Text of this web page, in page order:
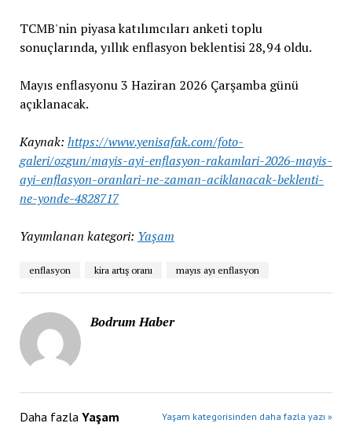
TCMB'nin piyasa katılımcıları anketi toplu
sonuçlarında, yıllık enflasyon beklentisi 28,94 oldu.
Mayıs enflasyonu 3 Haziran 2026 Çarşamba günü
açıklanacak.
Kaynak: https://www.yenisafak.com/foto-
galeri/ozgun/mayis-ayi-enflasyon-rakamlari-2026-mayis-
ayi-enflasyon-oranlari-ne-zaman-aciklanacak-beklenti-
ne-yonde-4828717
Yayımlanan kategori: Yaşam
enflasyon kira artış oranı mayıs ayı enflasyon
Bodrum Haber
Daha fazla Yaşam Yaşam kategorisinden daha fazla yazı »